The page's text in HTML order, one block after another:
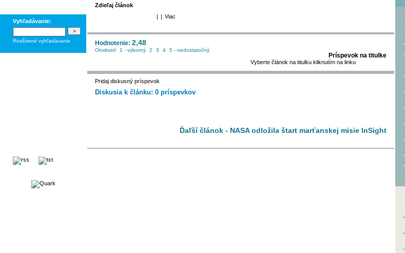
Vyhľadávanie:
Rozšírené vyhľadávanie
Zdieľaj článok
| | Viac
Hodnotenie: 2,48
Ohodnotiť: 1 - výborný 2 3 4 5 - nedostatočný
Príspevok na titulke
Vyberte článok na titulku kliknutím na linku
Pridaj diskusný príspevok
Diskusia k článku: 0 príspevkov
Ďaľší článok - NASA odložila štart marťanskej misie InSight